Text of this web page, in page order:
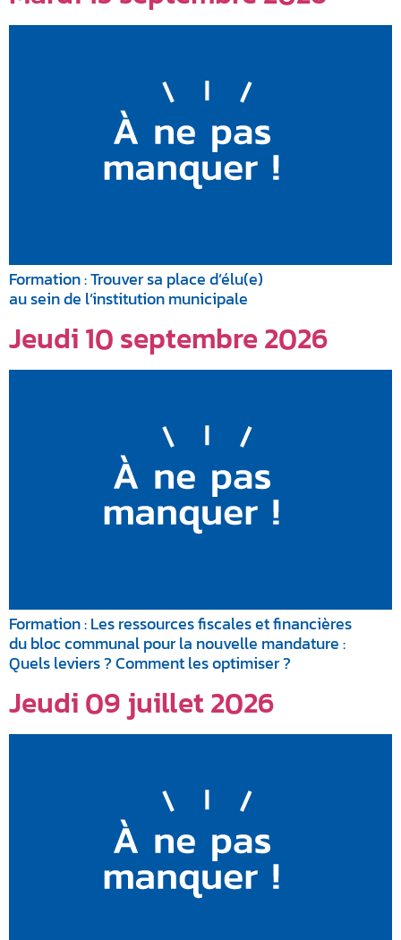
Formation : Trouver sa place d’élu(e)
au sein de l’institution municipale
Jeudi 10 septembre 2026
Formation : Les ressources fiscales et financières
du bloc communal pour la nouvelle mandature :
Quels leviers ? Comment les optimiser ?
Jeudi 09 juillet 2026